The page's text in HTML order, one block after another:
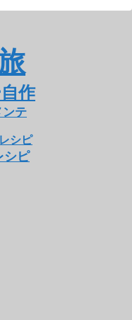
作
ンテ
シピ
シピ